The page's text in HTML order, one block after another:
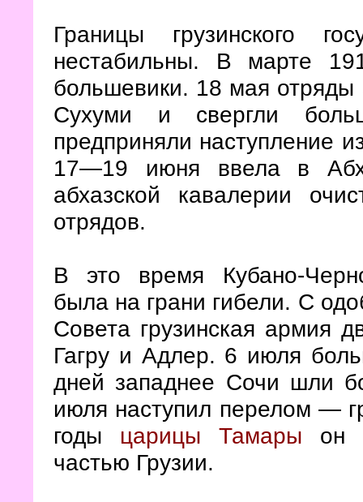
Границы грузинского
нестабильны. В марте
большевики. 18 мая
Сухуми и свергли
предприняли наступление
17—19 июня ввела в
абхазской кавалерии
отрядов.
В это время Кубано-
была на грани гибели. С
Совета грузинская армия
Гагру и Адлер. 6 июля
дней западнее Сочи шли
июля наступил перелом —
годы царицы Тамары он
частью Грузии.